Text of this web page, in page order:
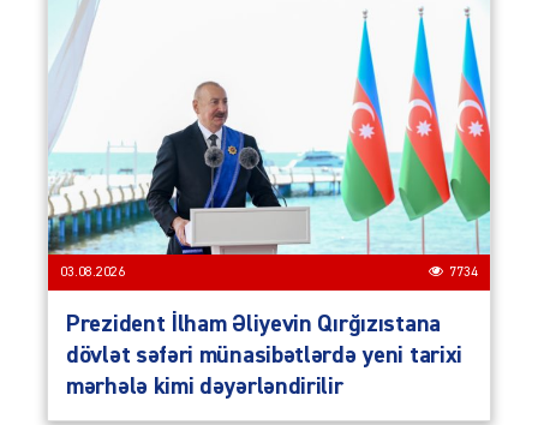
03.08.2026 7734
Prezident İlham Əliyevin Qırğızıstana
dövlət səfəri münasibətlərdə yeni tarixi
mərhələ kimi dəyərləndirilir